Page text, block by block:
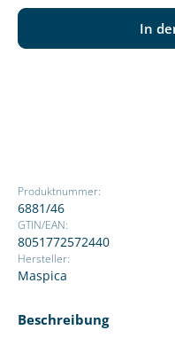
In
Produktnummer:
6881/46
GTIN/EAN:
8051772572440
Hersteller:
Maspica
Beschreibung